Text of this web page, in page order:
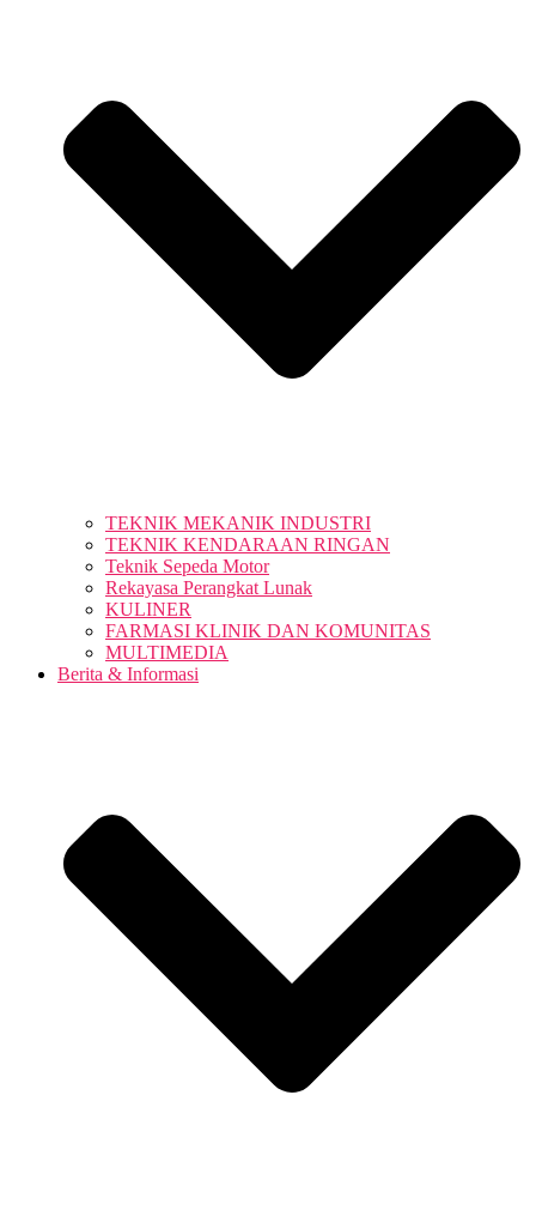
TEKNIK MEKANIK INDUSTRI
TEKNIK KENDARAAN RINGAN
Teknik Sepeda Motor
Rekayasa Perangkat Lunak
KULINER
FARMASI KLINIK DAN KOMUNITAS
MULTIMEDIA
Berita & Informasi